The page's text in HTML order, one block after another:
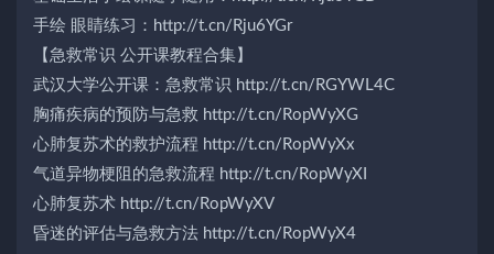
手绘 眼睛练习：http://t.cn/Rju6YGr
【急救常识 公开课教程合集】
武汉大学公开课：急救常识 http://t.cn/RGYWL4C
胸痛疾病的预防与急救 http://t.cn/RopWyXG
心肺复苏术的救护流程 http://t.cn/RopWyXx
气道异物梗阻的急救流程 http://t.cn/RopWyXI
心肺复苏术 http://t.cn/RopWyXV
昏迷的评估与急救方法 http://t.cn/RopWyX4